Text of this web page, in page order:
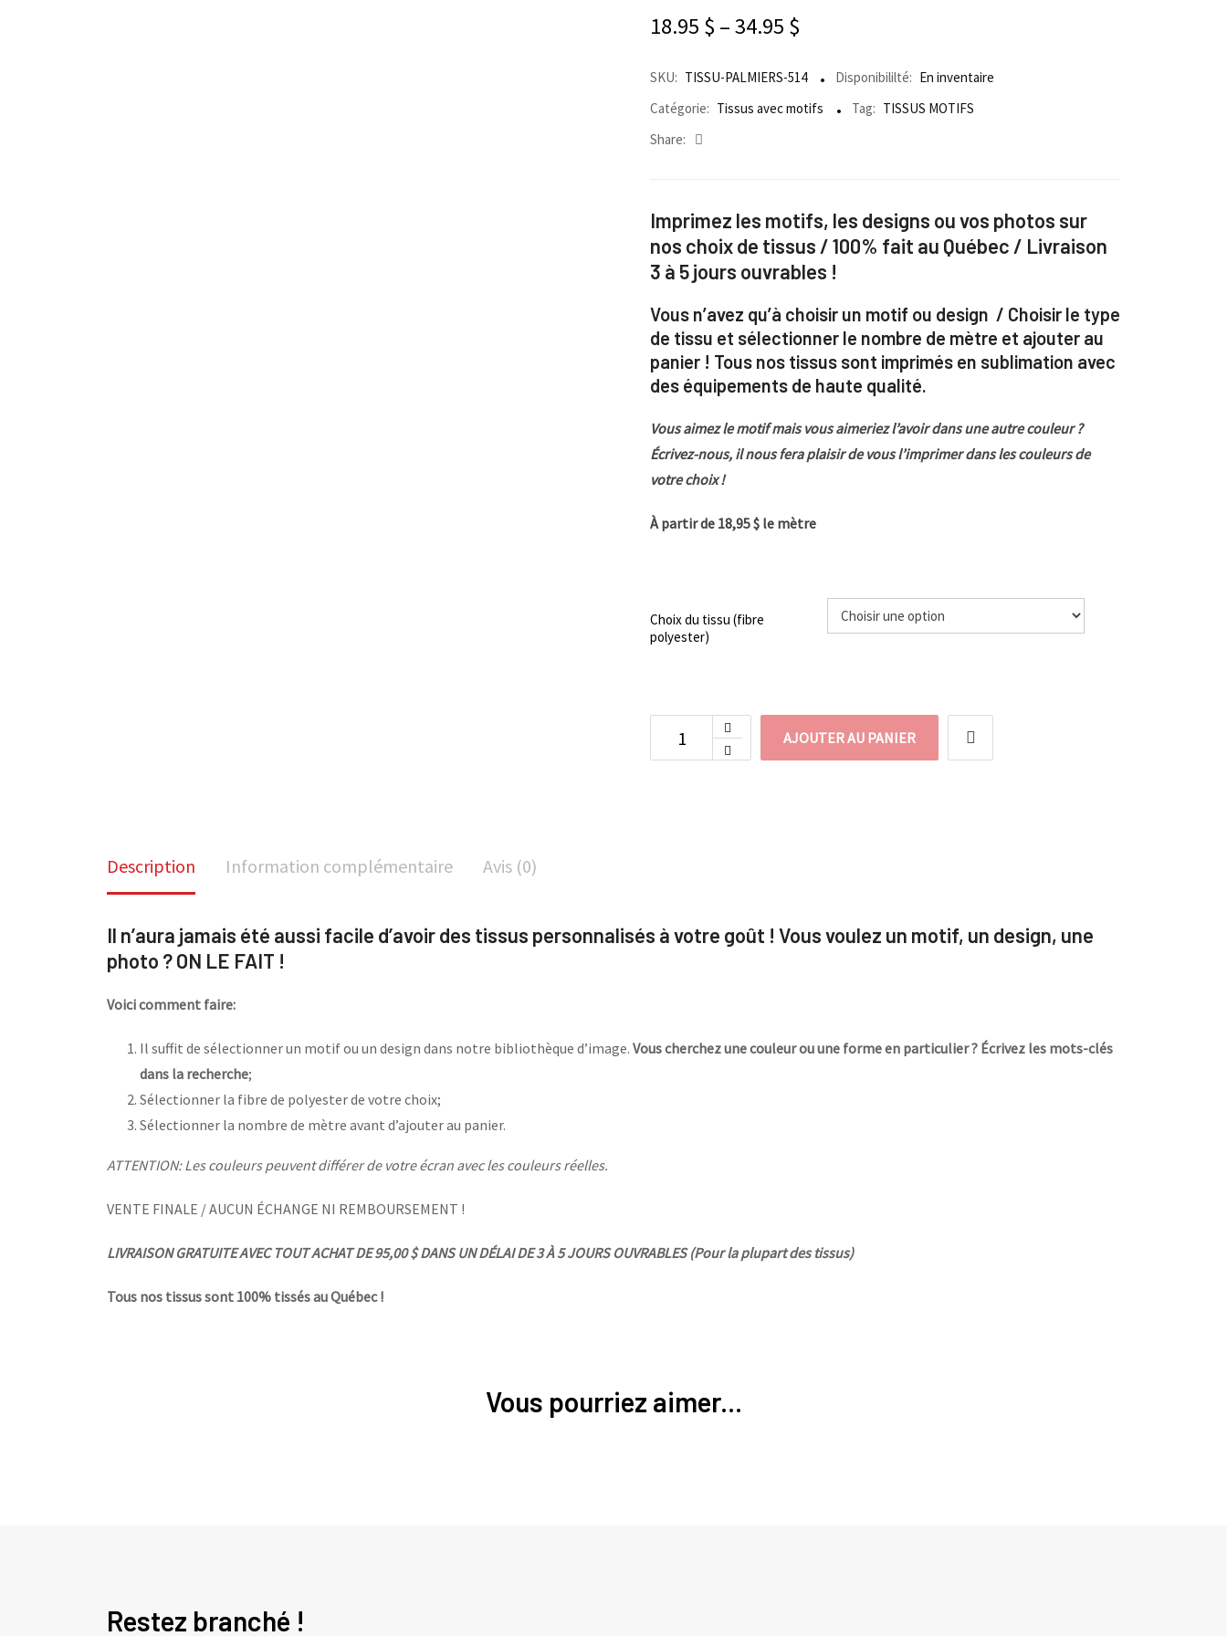
18.95 $ –34.95 $
SKU: TISSU-PALMIERS-514 Disponibililté: En inventaire
Catégorie: Tissus avec motifs Tag: TISSUS MOTIFS
Share:
Imprimez les motifs, les designs ou vos photos sur
nos choix de tissus / 100% fait au Québec / Livraison
3 à 5 jours ouvrables !
Vous n’avez qu’à choisir un motif ou design / Choisir le type
de tissu et sélectionner le nombre de mètre et ajouter au
panier ! Tous nos tissus sont imprimés en sublimation avec
des équipements de haute qualité.
Vous aimez le motif mais vous aimeriez l’avoir dans une autre couleur ?
Écrivez-nous, il nous fera plaisir de vous l’imprimer dans les couleurs de
votre choix !
À partir de 18,95 $ le mètre
Choix du tissu (fibre
polyester)
AJOUTER AU PANIER
Description Information complémentaire Avis (0)
Il n’aura jamais été aussi facile d’avoir des tissus personnalisés à votre goût ! Vous voulez un motif, un design, une
photo ? ON LE FAIT !
Voici comment faire:
Il suffit de sélectionner un motif ou un design dans notre bibliothèque d’image. Vous cherchez une couleur ou une forme en particulier ? Écrivez les mots-clés
dans la recherche;
Sélectionner la fibre de polyester de votre choix;
Sélectionner la nombre de mètre avant d’ajouter au panier.
ATTENTION: Les couleurs peuvent différer de votre écran avec les couleurs réelles.
VENTE FINALE / AUCUN ÉCHANGE NI REMBOURSEMENT !
LIVRAISON GRATUITE AVEC TOUT ACHAT DE 95,00 $ DANS UN DÉLAI DE 3 À 5 JOURS OUVRABLES (Pour la plupart des tissus)
Tous nos tissus sont 100% tissés au Québec !
Vous pourriez aimer...
Restez branché !